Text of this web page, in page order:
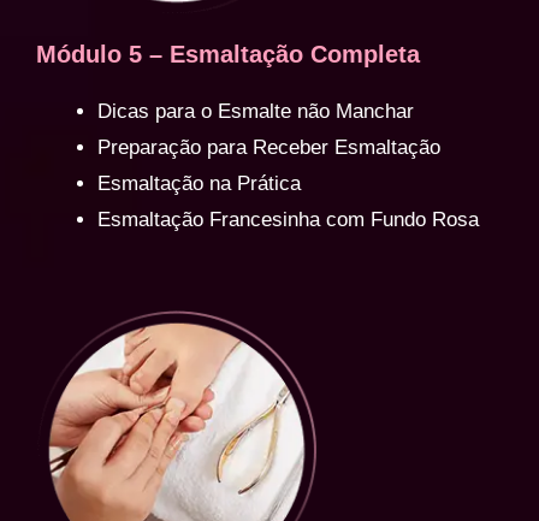
Módulo 5 – Esmaltação Completa
Dicas para o Esmalte não Manchar
Preparação para Receber Esmaltação
Esmaltação na Prática
Esmaltação Francesinha com Fundo Rosa